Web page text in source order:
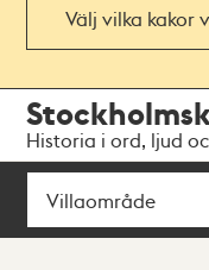
Välj vilka kakor
navigationen
huvudinnehållet
Historia i ord, ljud
Sök